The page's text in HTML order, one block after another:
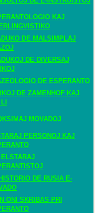
KAJ
DE MALSIMPLAJ
DE DIVERSAJ
DE ESPERANTO
DE ZAMENHOF KAJ
MOVADOJ
PERSONOJ KAJ
ELSTARAJ
DE RUSIA E-
ONI SKRIBAS PRI